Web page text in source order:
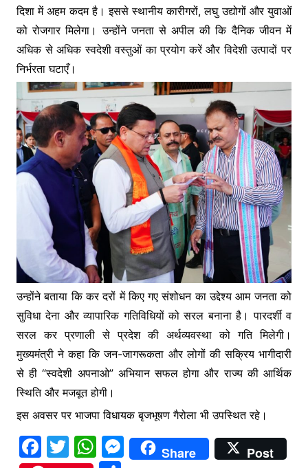
दिशा में अहम कदम है। इससे स्थानीय कारीगरों, लघु उद्योगों और युवाओं
को रोजगार मिलेगा। उन्होंने जनता से अपील की कि दैनिक जीवन में
अधिक से अधिक स्वदेशी वस्तुओं का प्रयोग करें और विदेशी उत्पादों पर
निर्भरता घटाएँ।
उन्होंने बताया कि कर दरों में किए गए संशोधन का उद्देश्य आम जनता को
सुविधा देना और व्यापारिक गतिविधियों को सरल बनाना है। पारदर्शी व
सरल कर प्रणाली से प्रदेश की अर्थव्यवस्था को गति मिलेगी।
मुख्यमंत्री ने कहा कि जन-जागरूकता और लोगों की सक्रिय भागीदारी
से ही “स्वदेशी अपनाओ” अभियान सफल होगा और राज्य की आर्थिक
स्थिति और मजबूत होगी।
इस अवसर पर भाजपा विधायक बृजभूषण गैरोला भी उपस्थित रहे।
F T W M
Share
Post